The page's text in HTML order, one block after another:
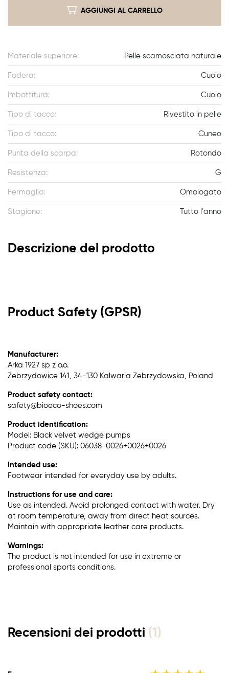
AGGIUNGI AL CARRELLO
Materiale superiore: Pelle scamosciata naturale
Fodera: Cuoio
Imbottitura: Cuoio
Tipo di tacco: Rivestito in pelle
Tipo di tacco: Cuneo
Punta della scarpa: Rotondo
Resistenza: G
Fermaglio: Omologato
Stagione: Tutto l'anno
Descrizione del prodotto
Product Safety (GPSR)
Manufacturer:
Arka 1927 sp z o.o.
Zebrzydowice 141, 34-130 Kalwaria Zebrzydowska, Poland
Product safety contact:
safety@bioeco-shoes.com
Product identification:
Model: Black velvet wedge pumps
Product code (SKU): 06038-0026+0026+0026
Intended use:
Footwear intended for everyday use by adults.
Instructions for use and care:
Use as intended. Avoid prolonged contact with water. Dry
at room temperature, away from direct heat sources.
Maintain with appropriate leather care products.
Warnings:
The product is not intended for use in extreme or
professional sports conditions.
Recensioni dei prodotti (1)